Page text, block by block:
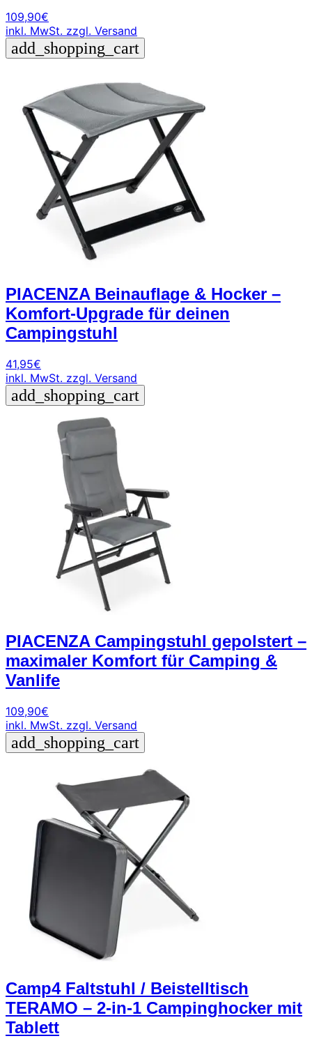
109,90€
inkl. MwSt. zzgl. Versand
add_shopping_cart
PIACENZA Beinauflage & Hocker –
Komfort-Upgrade für deinen
Campingstuhl
41,95€
inkl. MwSt. zzgl. Versand
add_shopping_cart
PIACENZA Campingstuhl gepolstert –
maximaler Komfort für Camping &
Vanlife
109,90€
inkl. MwSt. zzgl. Versand
add_shopping_cart
Camp4 Faltstuhl / Beistelltisch
TERAMO – 2-in-1 Campinghocker mit
Tablett